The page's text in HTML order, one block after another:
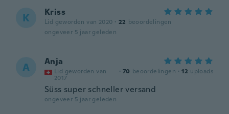
K Kriss
Lid geworden van 2020 · 22 beoordelingen
ongeveer 5 jaar geleden
A Anja
Lid geworden van
2017
· 70 beoordelingen · 12 uploads
Süss super schneller versand
ongeveer 5 jaar geleden